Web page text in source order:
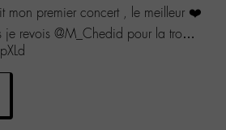
mon premier concert , le meilleur ❤️
je revois @M_Chedid pour la tro…